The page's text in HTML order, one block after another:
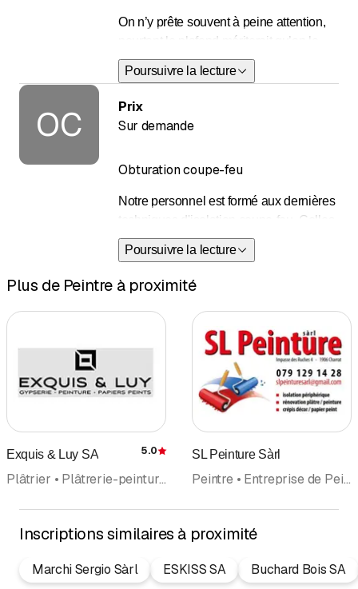
On n’y prête souvent à peine attention,
pourtant le plafond mériterait qu’on le
considère davantage. Il fait en effet partie
intégrante du confort d’une habitation, de
par ses propriétés à la fois phoniques et
décoratives. Plafond suspendu,
conseiller et réaliser la meilleure solution
pour votre projet.
Poursuivre la lecture
OC
Obturation coupe-feu
Notre personnel est formé aux dernières
techniques d'isolation coupe-feu. Celles-
ci préviennent la propagation de feu et
de fumée dans les bâtiments.
Poursuivre la lecture
Prix
Sur demande
Plus de Peintre à proximité
Exquis & Luy SA Évaluation
5.0
Plâtrier • Plâtrerie-peinture • Rénovation • Peintre • Entreprise de Peinture • Papiers peints • Décoration • Isolation • Revêtement des plafonds et plafonds suspendus
SL Peinture Sàrl
Peintre • Entreprise de Peinture • Plâtrier • Plâtrerie-peinture • Isolation
Inscriptions similaires à proximité
Marchi Sergio Sàrl ESKISS SA Buchard Bois SA